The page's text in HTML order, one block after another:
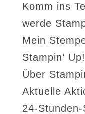
Komm ins
werde
Mein
Stampin‘
Über
Aktuelle
24-